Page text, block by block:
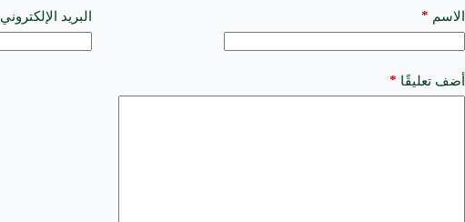
الاسم * البريد الإلكتروني
أضف تعليقًا *
t
e
a
t